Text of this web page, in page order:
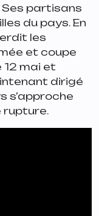
partisans
du pays. En
les
et coupe
12 mai et
dirigé
s’approche
rupture.